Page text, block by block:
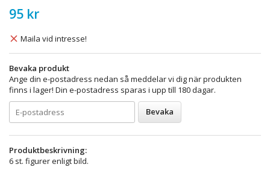
95 kr
Maila vid intresse!
Bevaka produkt
Ange din e-postadress nedan så meddelar vi dig när produkten
finns i lager! Din e-postadress sparas i upp till 180 dagar.
Bevaka
Produktbeskrivning:
6 st. figurer enligt bild.